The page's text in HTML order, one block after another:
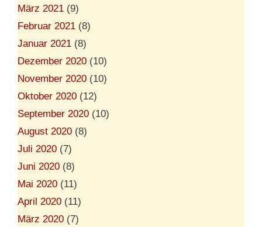
März 2021 (9)
Februar 2021 (8)
Januar 2021 (8)
Dezember 2020 (10)
November 2020 (10)
Oktober 2020 (12)
September 2020 (10)
August 2020 (8)
Juli 2020 (7)
Juni 2020 (8)
Mai 2020 (11)
April 2020 (11)
März 2020 (7)